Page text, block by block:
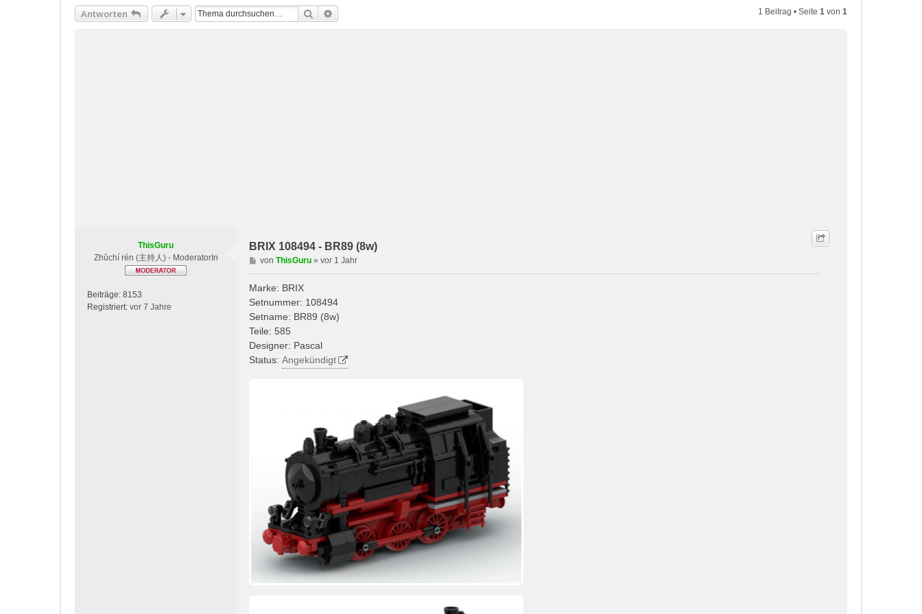
Antworten Suche 1 Beitrag • Seite 1 von 1
ThisGuru
Zhǔchí rén (主持人) - ModeratorIn
Beiträge: 8153
Registriert: vor 7 Jahre
BRIX 108494 - BR89 (8w)
B
e
i
a
g
von ThisGuru» vor 1 Jahr
Marke: BRIX
Setnummer: 108494
Setname: BR89 (8w)
Teile: 585
Designer: Pascal
Status: Angekündigt